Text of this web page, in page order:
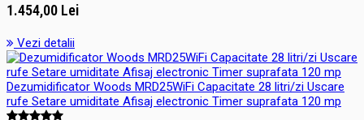
1.454,00 Lei
Vezi detalii
Dezumidificator Woods MRD25WiFi Capacitate 28 litri/zi Uscare
rufe Setare umiditate Afisaj electronic Timer suprafata 120 mp